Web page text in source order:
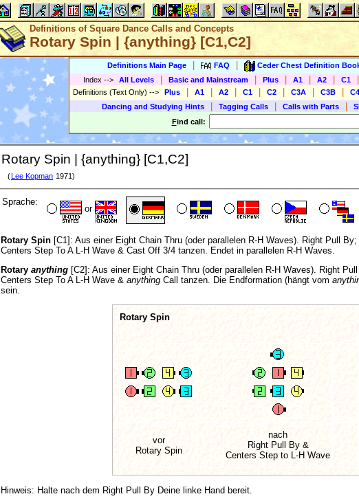
Definitions of Square Dance Calls and Concepts
Rotary Spin | {anything} [C1,C2]
Definitions Main Page FAQ Ceder Chest Definition
Index --> All Levels Basic and Mainstream Plus A1 A2 C1
Definitions (Text Only) --> Plus A1 A2 C1 C2 C3A C3B C4
Dancing and Studying Hints
Tagging Calls Calls with Parts
Find call:
Rotary Spin | {anything} [C1,C2]
( Lee Kopman 1971)
Sprache:
or
Rotary Spin [C1]: Aus einer Eight Chain Thru (oder parallelen R-H Waves). Right Pull
Centers Step To A L-H Wave & Cast Off 3/4 tanzen. Endet in parallelen R-H Waves.
Rotary anything [C2]: Aus einer Eight Chain Thru (oder parallelen R-H Waves). Right
Centers Step To A L-H Wave & anything Call tanzen. Die Endformation (hängt vom
sein.
Rotary Spin
vor
Rotary Spin
nach
Right Pull By &
Centers Step to L-H Wave
Hinweis: Halte nach dem Right Pull By Deine linke Hand bereit.